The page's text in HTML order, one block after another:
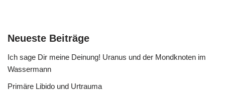
Neueste Beiträge
Ich sage Dir meine Deinung! Uranus und der Mondknoten im
Wassermann
Primäre Libido und Urtrauma